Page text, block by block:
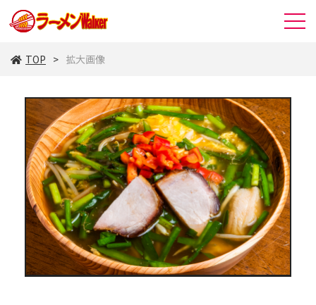
TOP 拡大画像